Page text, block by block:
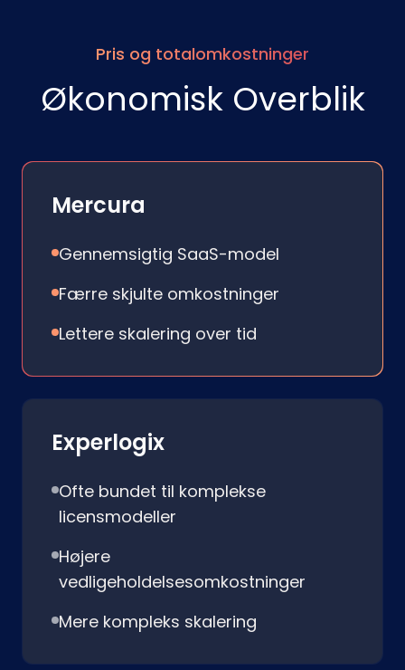
Pris og totalomkostninger
Økonomisk Overblik
Mercura
Gennemsigtig SaaS-model
Færre skjulte omkostninger
Lettere skalering over tid
Experlogix
Ofte bundet til komplekse
licensmodeller
Højere
vedligeholdelsesomkostninger
Mere kompleks skalering